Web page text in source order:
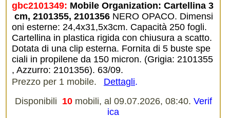
gbc2101349: Mobile Organization: Cartellina 3
cm, 2101355, 2101356 NERO OPACO. Dimensi
oni esterne: 24,4x31,5x3cm. Capacità 250 fogli.
Cartellina in plastica rigida con chiusura a scatto.
Dotata di una clip esterna. Fornita di 5 buste spe
ciali in propilene da 150 micron. (Grigia: 2101355
, Azzurro: 2101356). 63/09.
Prezzo per 1 mobile.
Dettagli.
Disponibili 10 mobili, al 09.07.2026, 08:40. Verif
ica